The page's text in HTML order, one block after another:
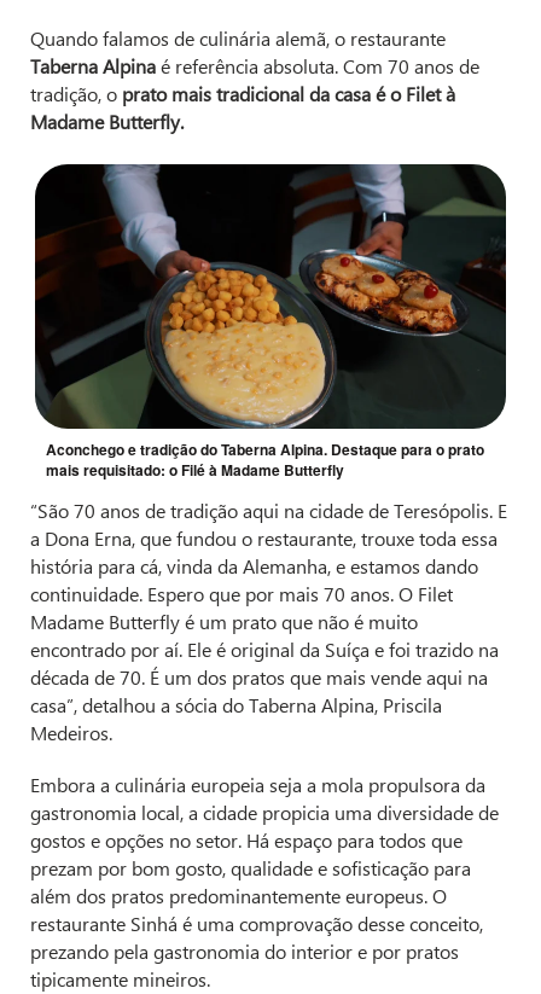
Quando falamos de culinária alemã, o restaurante
Taberna Alpinaé referência absoluta. Com 70 anos de
tradição, o prato mais tradicional da casa é o Filet à
Madame Butterfly.
Aconchego e tradição do Taberna Alpina. Destaque para o prato
mais requisitado: o Filé à Madame Butterfly
“São 70 anos de tradição aqui na cidade de Teresópolis. E
a Dona Erna, que fundou o restaurante, trouxe toda essa
história para cá, vinda da Alemanha, e estamos dando
continuidade. Espero que por mais 70 anos. O Filet
Madame Butterfly é um prato que não é muito
encontrado por aí. Ele é original da Suíça e foi trazido na
década de 70. É um dos pratos que mais vende aqui na
casa”, detalhou a sócia do Taberna Alpina, Priscila
Medeiros.
Embora a culinária europeia seja a mola propulsora da
gastronomia local, a cidade propicia uma diversidade de
gostos e opções no setor. Há espaço para todos que
prezam por bom gosto, qualidade e sofisticação para
além dos pratos predominantemente europeus. O
restaurante Sinhá é uma comprovação desse conceito,
prezando pela gastronomia do interior e por pratos
tipicamente mineiros.